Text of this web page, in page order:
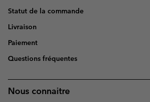
Statut de la commande
Livraison
Paiement
Questions fréquentes
Nous connaitre